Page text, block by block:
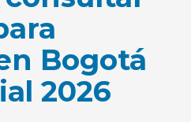
Bogotá
2026